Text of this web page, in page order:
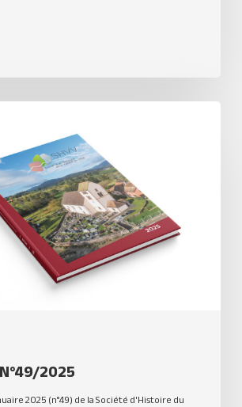
2025
2025 (n°49) de la Société d'Histoire du